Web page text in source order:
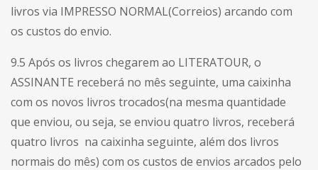
livros via IMPRESSO NORMAL(Correios) arcando com
os custos do envio.
9.5 Após os livros chegarem ao LITERATOUR, o
ASSINANTE receberá no mês seguinte, uma caixinha
com os novos livros trocados(na mesma quantidade
que enviou, ou seja, se enviou quatro livros, receberá
quatro livros na caixinha seguinte, além dos livros
normais do mês) com os custos de envios arcados pelo